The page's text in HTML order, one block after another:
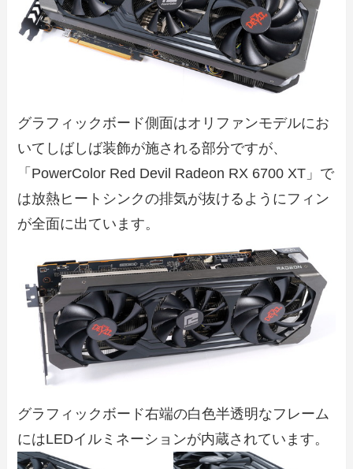
グラフィックボード側面はオリファンモデルにお
いてしばしば装飾が施される部分ですが、
「PowerColor Red Devil Radeon RX 6700 XT」で
は放熱ヒートシンクの排気が抜けるようにフィン
が全面に出ています。
グラフィックボード右端の白色半透明なフレーム
にはLEDイルミネーションが内蔵されています。